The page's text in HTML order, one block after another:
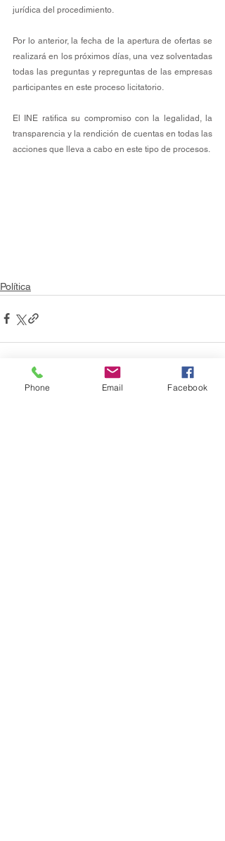
jurídica del procedimiento.
Por lo anterior, la fecha de la apertura de ofertas se
realizará en los próximos días, una vez solventadas
todas las preguntas y repreguntas de las empresas
participantes en este proceso licitatorio.
El INE ratifica su compromiso con la legalidad, la
transparencia y la rendición de cuentas en todas las
acciones que lleva a cabo en este tipo de procesos.
Política
Phone Email Facebook